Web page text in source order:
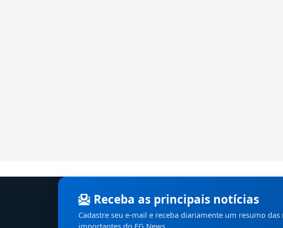
Receba as principais notícias
Cadastre seu e-mail e receba diariamente um resumo das
importantes do EG News.